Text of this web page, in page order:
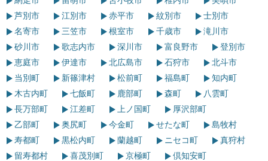
芦別市
江別市 赤平市 紋別市
士別市
名寄市
三笠市 根室市 千歳市
滝川市
砂川市
歌志内市 深川市 富良野市
登別市
恵庭市
伊達市 北広島市 石狩市
北斗市
当別町
新篠津村 松前町 福島町
知内町
木古内町
七飯町 鹿部町 森町
八雲町
長万部町
江差町 上ノ国町
厚沢部町
乙部町
奥尻町 今金町 せたな町
島牧村
寿都町
黒松内町 蘭越町 ニセコ町
真狩村
留寿都村
喜茂別町 京極町
倶知安町